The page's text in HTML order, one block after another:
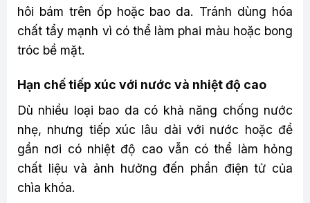
hôi bám trên ốp hoặc bao da. Tránh dùng hóa
chất tẩy mạnh vì có thể làm phai màu hoặc bong
tróc bề mặt.
Hạn chế tiếp xúc với nước và nhiệt độ cao
Dù nhiều loại bao da có khả năng chống nước
nhẹ, nhưng tiếp xúc lâu dài với nước hoặc để
gần nơi có nhiệt độ cao vẫn có thể làm hỏng
chất liệu và ảnh hưởng đến phần điện tử của
chìa khóa.